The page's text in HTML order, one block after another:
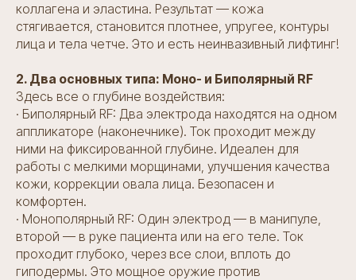
коллагена и эластина. Результат — кожа
стягивается, становится плотнее, упругее, контуры
лица и тела четче. Это и есть неинвазивный лифтинг!
2. Два основных типа: Моно- и Биполярный RF
Здесь все о глубине воздействия:
· Биполярный RF: Два электрода находятся на одном
аппликаторе (наконечнике). Ток проходит между
ними на фиксированной глубине. Идеален для
работы с мелкими морщинами, улучшения качества
кожи, коррекции овала лица. Безопасен и
комфортен.
· Монополярный RF: Один электрод — в манипуле,
второй — в руке пациента или на его теле. Ток
проходит глубоко, через все слои, вплоть до
гиподермы. Это мощное оружие против